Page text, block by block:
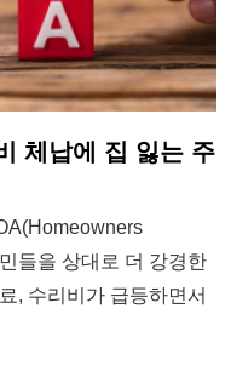
체납에 집 잃는 주
들을 상대로 더 강경한
, 수리비가 급등하면서